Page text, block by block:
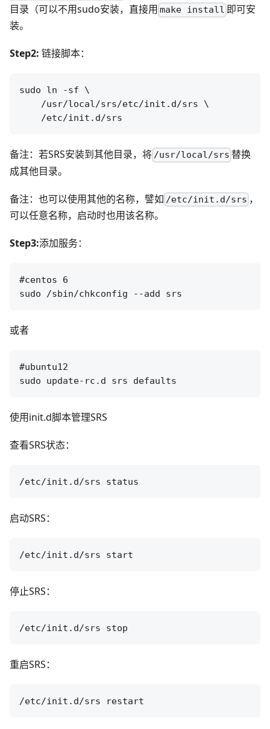
目录（可以不用sudo安装，直接用 make install 即可安
装。
Step2: 链接脚本：
sudo ln -sf \
    /usr/local/srs/etc/init.d/srs \
备注：若SRS安装到其他目录，将 /usr/local/srs 替换
成其他目录。
备注：也可以使用其他的名称，譬如 /etc/init.d/srs ，
可以任意名称，启动时也用该名称。
Step3:添加服务：
#centos 6
或者
#ubuntu12
使用init.d脚本管理SRS
查看SRS状态：
启动SRS：
停止SRS：
重启SRS：